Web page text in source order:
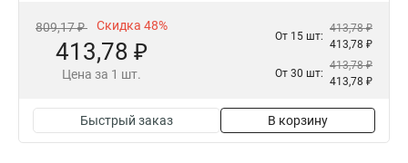
809,17 ₽ Скидка 48%
413,78 ₽
Цена за 1 шт.
От 15 шт:
413,78 ₽
413,78 ₽
От 30 шт:
413,78 ₽
413,78 ₽
Быстрый заказ В корзину